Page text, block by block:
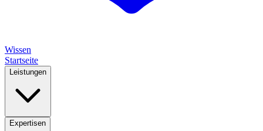
Wissen
Startseite
Leistungen
Expertisen